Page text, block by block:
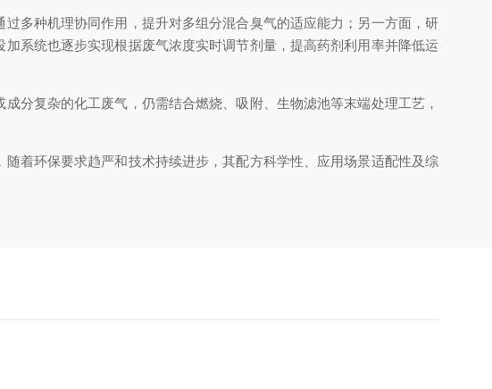
种机理协同作用，提升对多组分混合臭气的适应能力；另一方面，研
系统也逐步实现根据废气浓度实时调节剂量，提高药剂利用率并降低运
复杂的化工废气，仍需结合燃烧、吸附、生物滤池等末端处理工艺，
环保要求趋严和技术持续进步，其配方科学性、应用场景适配性及综